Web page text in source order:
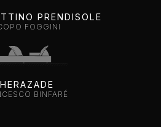
PRENDISOLE
FOGGINI
BINFARÉ